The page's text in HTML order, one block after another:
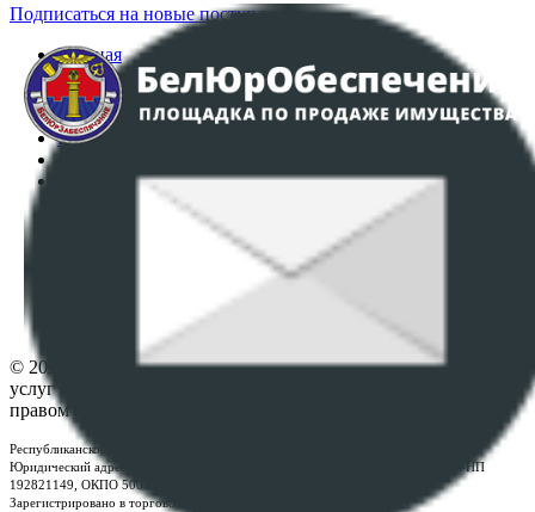
Подписаться на новые поступления
Главная
Аукционы
Интернет-магазин
Регламент организации и проведения торгов
Политика в отношении обработки персональных
ПОЛОЖЕНИЕ О ПОЛИТИКЕ ОБРАБОТКИ COOKIE-
Настройки cookie-файлов
© 2026 Республиканское унитарное предприятие по оказанию
услуг "БелЮрОбеспечение" - Все права защищены авторским
правом
Республиканское унитарное предприятие по оказанию услуг "БелЮрОбеспечение"
Юридический адрес: г. Минск, пр-т. Дзержинского, 1Б, e-mail:
, УНП
192821149, ОКПО 500111895000
Зарегистрировано в торговом реестре Республики Беларусь: